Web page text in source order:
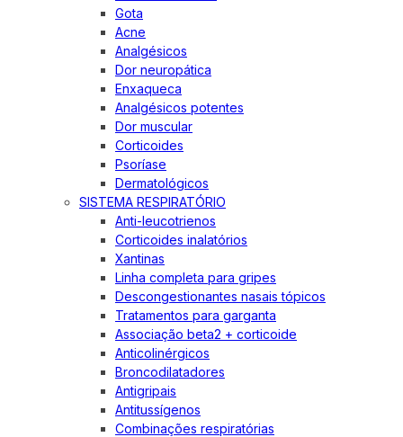
Gota
Acne
Analgésicos
Dor neuropática
Enxaqueca
Analgésicos potentes
Dor muscular
Corticoides
Psoríase
Dermatológicos
SISTEMA RESPIRATÓRIO
Anti-leucotrienos
Corticoides inalatórios
Xantinas
Linha completa para gripes
Descongestionantes nasais tópicos
Tratamentos para garganta
Associação beta2 + corticoide
Anticolinérgicos
Broncodilatadores
Antigripais
Antitussígenos
Combinações respiratórias